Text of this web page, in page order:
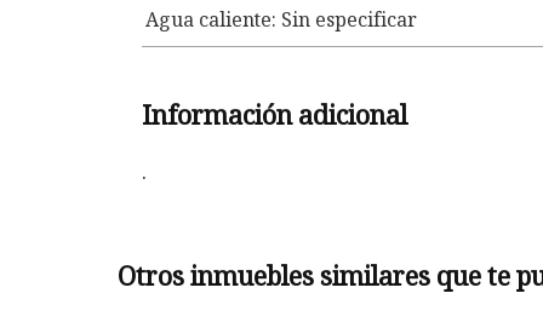
Agua caliente: Sin especificar
Información adicional
.
Otros inmuebles similares que te